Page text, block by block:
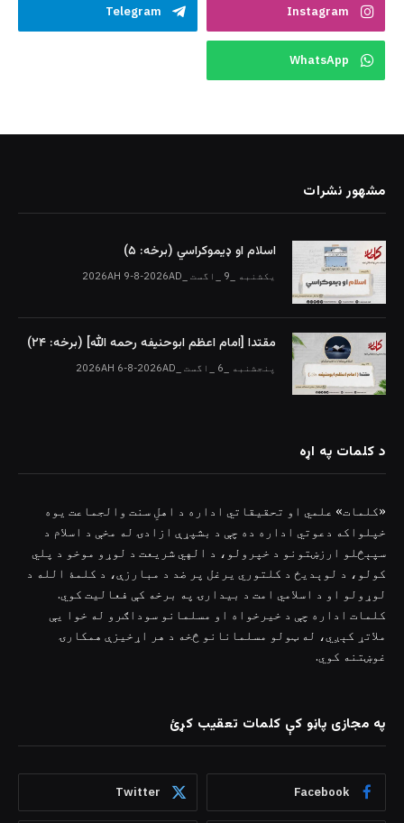
Instagram
Telegram
WhatsApp
مشهور نشرات
اسلام او ډیموکراسي (برخه: ۵)
یکشنبه _9 _اگست _2026AH 9-8-2026AD
مقتدا [امام اعظم ابوحنیفه رحمه الله‎] (برخه: ۲۴)
پنجشنبه _6 _اگست _2026AH 6-8-2026AD
د کلمات په اړه
«کلمات» علمي او تحقیقاتي اداره د اهلِ سنت والجماعت یوه
خپلواکه دعوتي اداره ده چې د بشپړې ازادۍ له مخې د اسلام د
سپېڅلو ارزښتونو د خپرولو، د الهي شریعت د لوړو موخو د پلي
کولو، د لوېدیځ د کلتوري یرغل پر ضد د مبارزې، د کلمۀ الله د
لوړولو او د اسلامي امت د بیدارۍ په برخه کې فعالیت کوي.
کلمات اداره چې د خیرخواه او مسلمانو سوداګرو له خوا یې
ملاتړ کېږي، له ټولو مسلمانانو څخه د هر اړخیزې همکارۍ
غوښتنه کوي.
په مجازی پاڼو کې کلمات تعقیب کړئ
Facebook
Twitter